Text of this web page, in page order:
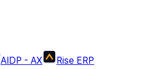
AIDP - AX Rise ERP